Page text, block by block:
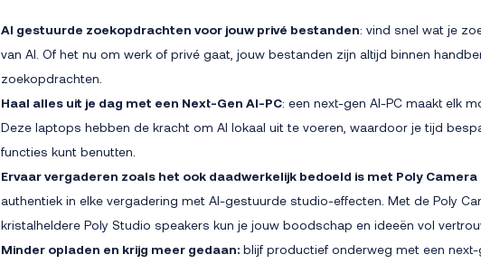
AI gestuurde zoekopdrachten voor jouw privé bestanden: vind snel wat je
van AI. Of het nu om werk of privé gaat, jouw bestanden zijn altijd binnen
zoekopdrachten.
Haal alles uit je dag met een Next-Gen AI-PC: een next-gen AI-PC maakt elk
Deze laptops hebben de kracht om AI lokaal uit te voeren, waardoor je tijd
functies kunt benutten.
Ervaar vergaderen zoals het ook daadwerkelijk bedoeld is met Poly
authentiek in elke vergadering met AI-gestuurde studio-effecten. Met de Poly
kristalheldere Poly Studio speakers kun je jouw boodschap en ideeën vol
Minder opladen en krijg meer gedaan:blijf productief onderweg met een next-